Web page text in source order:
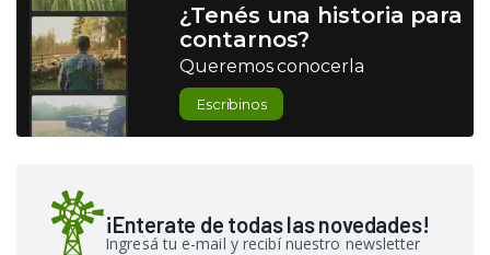
¿Tenés una historia para
contarnos?
Queremos conocerla
Escribinos
¡Enterate de todas las novedades!
Ingresá tu e-mail y recibí nuestro newsletter